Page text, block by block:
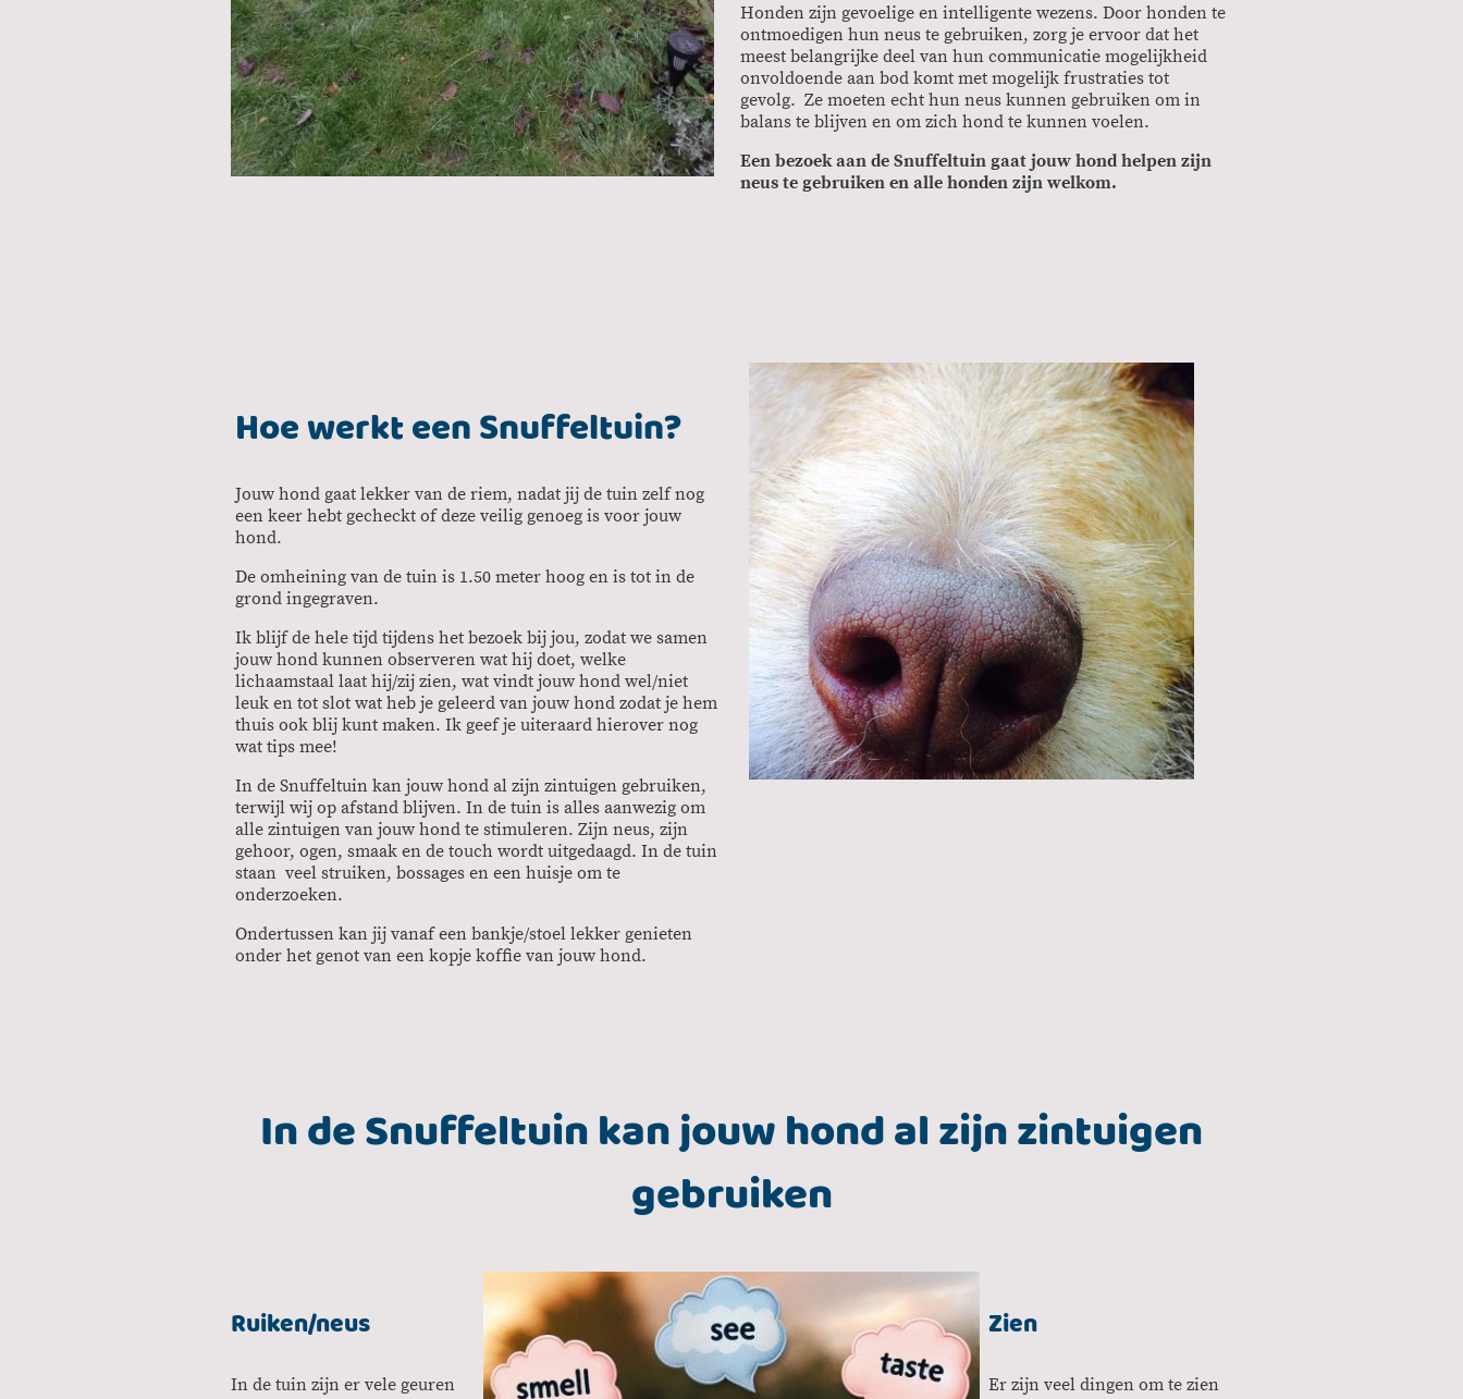
Honden zijn gevoelige en intelligente wezens. Door honden te
ontmoedigen hun neus te gebruiken, zorg je ervoor dat het
meest belangrijke deel van hun communicatie mogelijkheid
onvoldoende aan bod komt met mogelijk frustraties tot
gevolg. Ze moeten echt hun neus kunnen gebruiken om in
balans te blijven en om zich hond te kunnen voelen.
Een bezoek aan de Snuffeltuin gaat jouw hond helpen zijn
neus te gebruiken en alle honden zijn welkom.
Hoe werkt een Snuffeltuin?
Jouw hond gaat lekker van de riem, nadat jij de tuin zelf nog
een keer hebt gecheckt of deze veilig genoeg is voor jouw
hond.
De omheining van de tuin is 1.50 meter hoog en is tot in de
grond ingegraven.
Ik blijf de hele tijd tijdens het bezoek bij jou, zodat we samen
jouw hond kunnen observeren wat hij doet, welke
lichaamstaal laat hij/zij zien, wat vindt jouw hond wel/niet
leuk en tot slot wat heb je geleerd van jouw hond zodat je hem
thuis ook blij kunt maken. Ik geef je uiteraard hierover nog
wat tips mee!
In de Snuffeltuin kan jouw hond al zijn zintuigen gebruiken,
terwijl wij op afstand blijven. In de tuin is alles aanwezig om
alle zintuigen van jouw hond te stimuleren. Zijn neus, zijn
gehoor, ogen, smaak en de touch wordt uitgedaagd. In de tuin
staan veel struiken, bossages en een huisje om te
onderzoeken.
Ondertussen kan jij vanaf een bankje/stoel lekker genieten
onder het genot van een kopje koffie van jouw hond.
In de Snuffeltuin kan jouw hond al zijn zintuigen
gebruiken
Ruiken/neus
In de tuin zijn er vele geuren
Zien
Er zijn veel dingen om te zien